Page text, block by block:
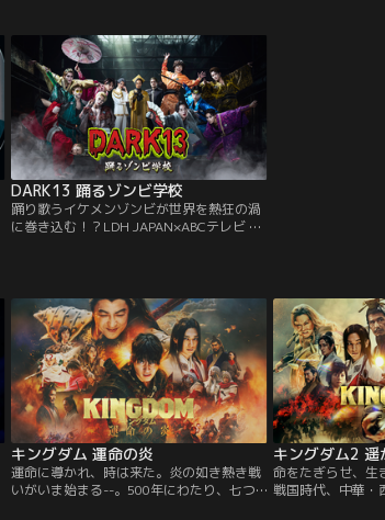
さかの実写ドラマ化！？主人公：藤枝喜輝
×ヒロイン：窪塚愛流、さらに松坂桃李、
井浦新、三浦翔平が全力コスプレ大暴
れ…！？SF野菜スペクタクル冒険譚に挑
DARK13 踊るゾンビ学校
踊り歌うイケメンゾンビが世界を熱狂の渦
に巻き込む！？LDH JAPAN×ABCテレビ に
とは…EXILE HIROを発起人に、ABCテレビ
×LDH JAPANがタッグを組んで放つ、前代
未聞のエンターテインメントプロジェク
ト！主役は、″DARK13”と呼ばれる13の新
時代ゾンビたち。LDHならではの鍛え抜か
れた″歌い踊るイケメンゾンビ”が、従来の
ゾンビの概念を覆す圧巻のパフォーマンス
で、様々なコンテンツを世界へ発信してい
く。プロジェクトアンバサダーは、THE
JET BOY BANGERZ！″DARK13”のゾンビダ
ンスが、世界を熱狂の渦に巻き込む！今、
かつてないムーブメントが、ここから始ま
キングダム 運命の炎
運命に導かれ、時は来た。炎の如き熱き戦
いがいま始まる--。500年にわたり、七つ
キングダム2 遥
命をたぎらせ、生
戦国時代、中華・